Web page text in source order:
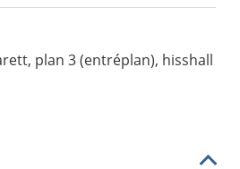
plan 3 (entréplan), hisshall